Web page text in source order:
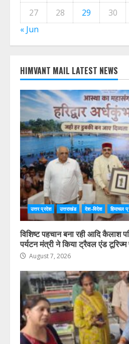
27 28 29 30
« Jun
HIMVANT MAIL LATEST NEWS
उत्तर प्रदेश उत्तराखंड देश-विदेश हिमाचल
विशिष्ट पहचान बना रही आदि कैलाश
पर्यटन मंत्री ने किया ट्रैवल एंड
August 7, 2026